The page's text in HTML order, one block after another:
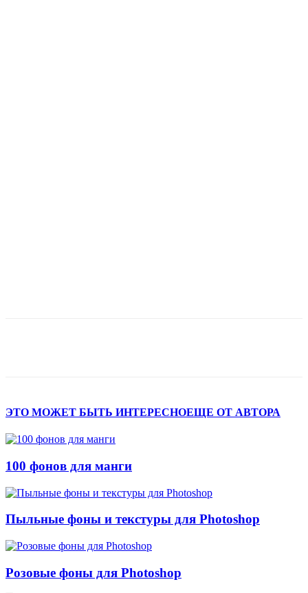
ЭТО МОЖЕТ БЫТЬ ИНТЕРЕСНОЕЩЕ ОТ АВТОРА
100 фонов для манги
Пыльные фоны и текстуры для Photoshop
Розовые фоны для Photoshop